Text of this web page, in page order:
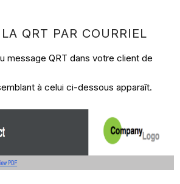
QRT PAR COURRIEL
message QRT dans votre client de
à celui ci-dessous apparaît.